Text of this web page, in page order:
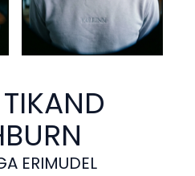
ERIMUDEL